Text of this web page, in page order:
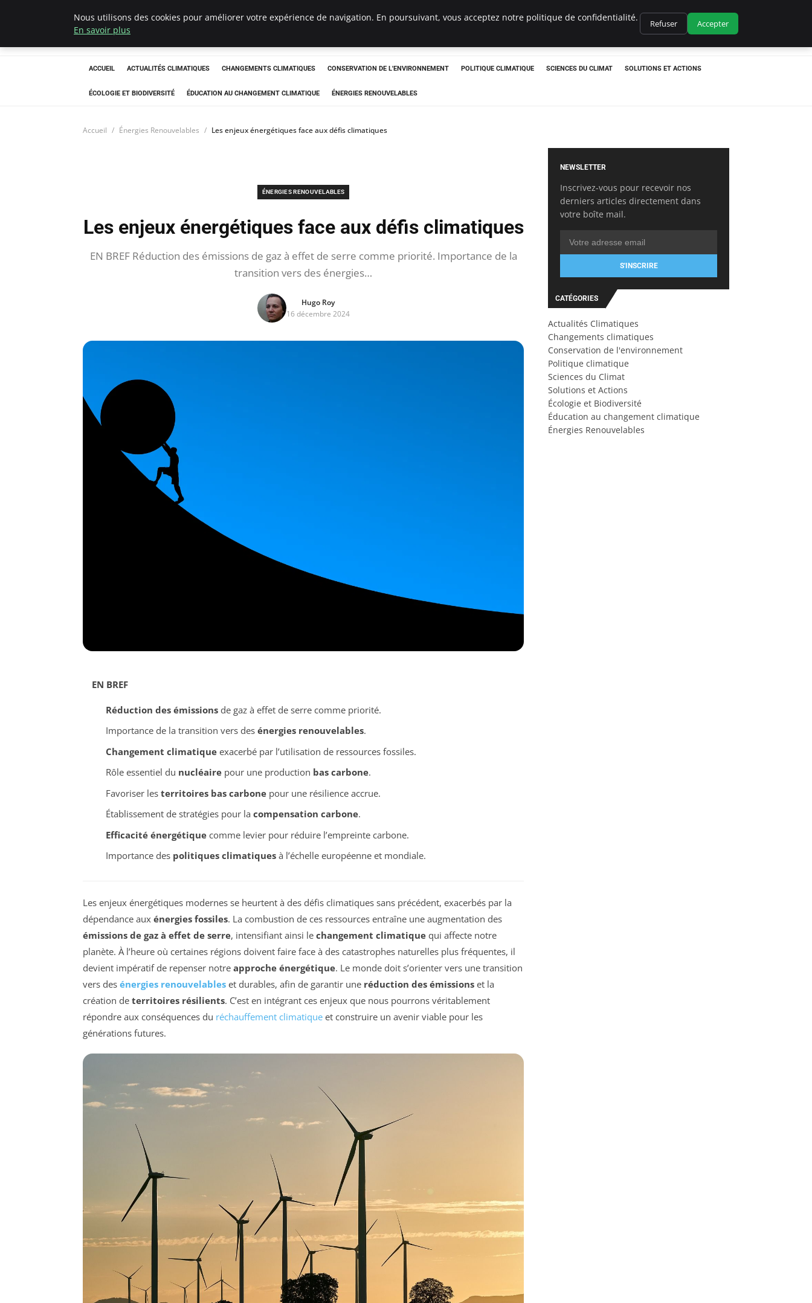
Climatedebtagents
ACCUEIL ACTUALITÉS CLIMATIQUES CHANGEMENTS CLIMATIQUES CONSERVATION DE L'ENVIRONNEMENT POLITIQUE CLIMATIQUE SCIENCES DU CLIMAT SOLUTIONS ET ACTIONS
ÉCOLOGIE ET BIODIVERSITÉ ÉDUCATION AU CHANGEMENT CLIMATIQUE ÉNERGIES RENOUVELABLES
Accueil Énergies Renouvelables Les enjeux énergétiques face aux défis climatiques
ÉNERGIES RENOUVELABLES
Les enjeux énergétiques face aux défis climatiques
EN BREF Réduction des émissions de gaz à effet de serre comme priorité. Importance de la
transition vers des énergies…
Hugo Roy
16 décembre 2024
EN BREF
Réduction des émissionsde gaz à effet de serre comme priorité.
Importance de la transition vers des énergies renouvelables.
Changement climatiqueexacerbé par l’utilisation de ressources fossiles.
Rôle essentiel du nucléairepour une production bas carbone.
Favoriser les territoires bas carbonepour une résilience accrue.
Établissement de stratégies pour la compensation carbone.
Efficacité énergétiquecomme levier pour réduire l’empreinte carbone.
Importance des politiques climatiquesà l’échelle européenne et mondiale.
Les enjeux énergétiques modernes se heurtent à des défis climatiques sans précédent, exacerbés par la
dépendance aux énergies fossiles. La combustion de ces ressources entraîne une augmentation des
émissions de gaz à effet de serre, intensifiant ainsi le changement climatique qui affecte notre
planète. À l’heure où certaines régions doivent faire face à des catastrophes naturelles plus fréquentes, il
devient impératif de repenser notre approche énergétique. Le monde doit s’orienter vers une transition
vers des énergies renouvelables et durables, afin de garantir une réduction des émissions et la
création de territoires résilients. C’est en intégrant ces enjeux que nous pourrons véritablement
répondre aux conséquences du réchauffement climatique et construire un avenir viable pour les
générations futures.
NEWSLETTER
Inscrivez-vous pour recevoir nos
derniers articles directement dans
votre boîte mail.
S'INSCRIRE
CATÉGORIES
Actualités Climatiques
Changements climatiques
Conservation de l'environnement
Politique climatique
Sciences du Climat
Solutions et Actions
Écologie et Biodiversité
Éducation au changement climatique
Énergies Renouvelables
Nous utilisons des cookies pour améliorer votre expérience de navigation. En poursuivant, vous acceptez notre politique de confidentialité.
En savoir plus
Refuser Accepter